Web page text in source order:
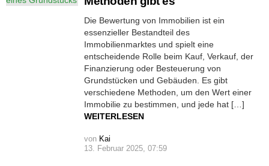
Die Bewertung von Immobilien ist ein
essenzieller Bestandteil des
Immobilienmarktes und spielt eine
entscheidende Rolle beim Kauf, Verkauf, der
Finanzierung oder Besteuerung von
Grundstücken und Gebäuden. Es gibt
verschiedene Methoden, um den Wert einer
Immobilie zu bestimmen, und jede hat […]
WEITERLESEN
von Kai
13. Februar 2025, 07:59